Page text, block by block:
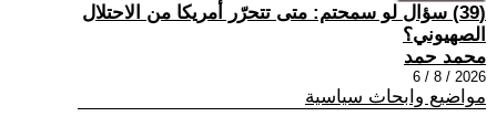
(39) سؤال لو سمحتم: متى تتحرّر أمريكا من الاحتلال
الصهيوني؟
محمد حمد
2026 / 8 / 6
مواضيع وابحاث سياسية